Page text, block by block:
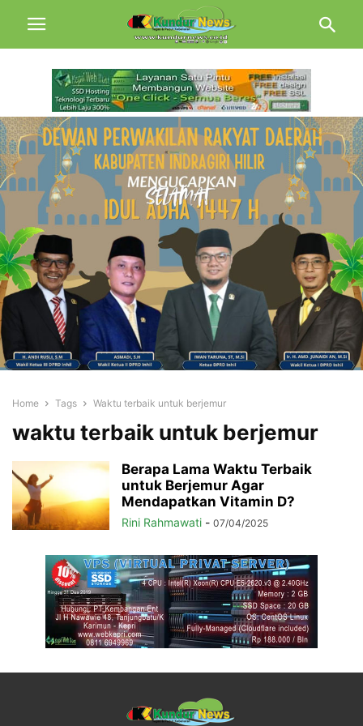
Home Tags Waktu terbaik untuk berjemur
waktu terbaik untuk berjemur
Berapa Lama Waktu Terbaik
untuk Berjemur Agar
Mendapatkan Vitamin D?
Rini Rahmawati - 07/04/2025